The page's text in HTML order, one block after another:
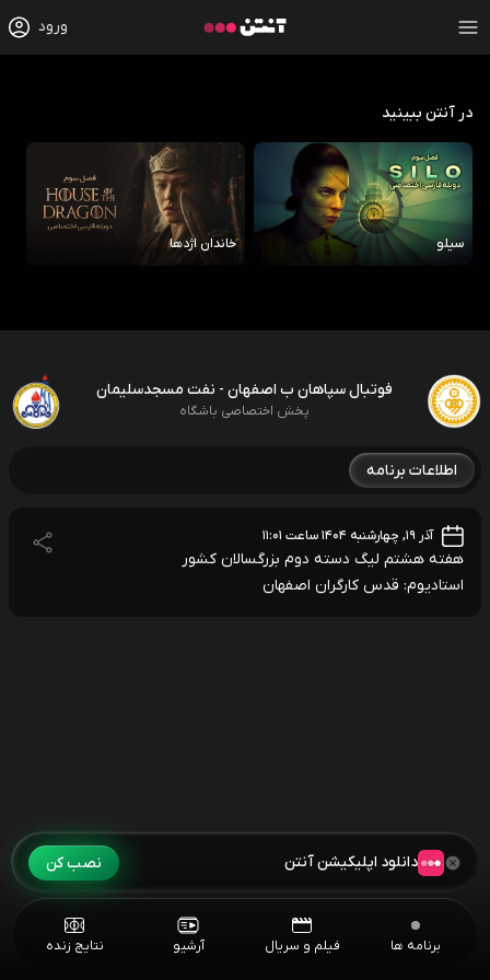
ورود
در آنتن ببینید
سیلو خاندان اژدها
فوتبال سپاهان ب اصفهان - نفت مسجدسلیمان
پخش اختصاصی باشگاه
اطلاعات برنامه
آذر ۱۹, چهارشنبه ۱۴۰۴ ساعت ۱۱:۰۱
هفته هشتم لیگ دسته دوم بزرگسالان کشور
استادیوم: قدس کارگران اصفهان
برنامه ها فیلم و سریال آرشیو نتایج زنده
دانلود اپلیکیشن آنتن نصب کن